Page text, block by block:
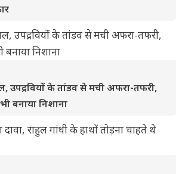
उपद्रवियों के तांडव से मची अफरा-तफरी,
बनाया निशाना